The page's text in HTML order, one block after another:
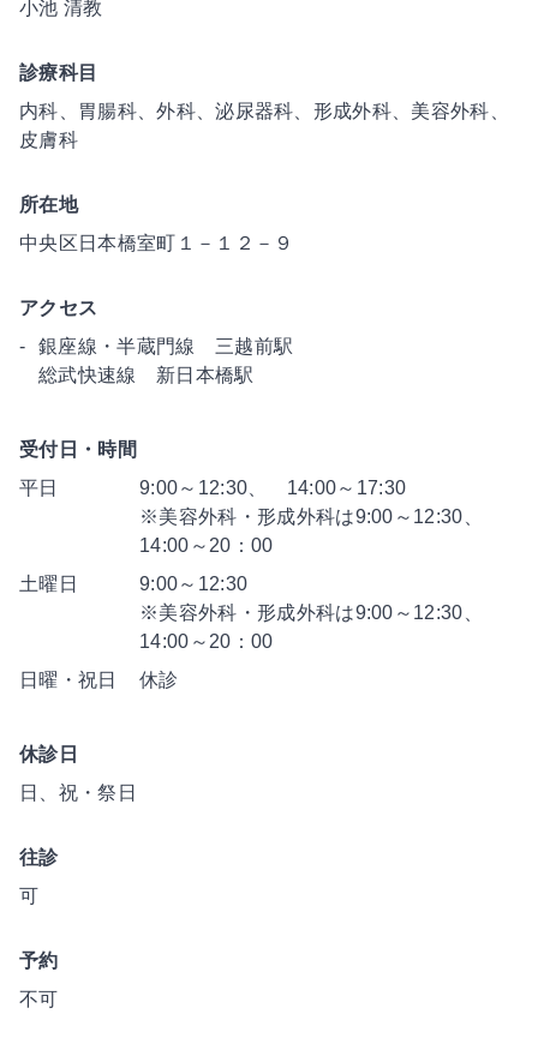
小池 清教
診療科目
内科、胃腸科、外科、泌尿器科、形成外科、美容外科、
皮膚科
所在地
中央区日本橋室町１－１２－９
アクセス
銀座線・半蔵門線 三越前駅
総武快速線 新日本橋駅
受付日・時間
平日
9:00～12:30、 14:00～17:30
※美容外科・形成外科は9:00～12:30、
14:00～20：00
土曜日
9:00～12:30
※美容外科・形成外科は9:00～12:30、
14:00～20：00
日曜・祝日
休診
休診日
日、祝・祭日
往診
可
予約
不可